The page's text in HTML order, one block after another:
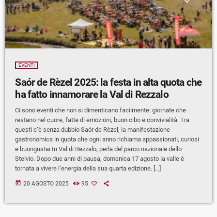
EVENTI
Saór de Rèzel 2025: la festa in alta quota che
ha fatto innamorare la Val di Rezzalo
Ci sono eventi che non si dimenticano facilmente: giornate che
restano nel cuore, fatte di emozioni, buon cibo e convivialità. Tra
questi c’è senza dubbio Saór de Rèzel, la manifestazione
gastronomica in quota che ogni anno richiama appassionati, curiosi
e buongustai In Val di Rezzalo, perla del parco nazionale dello
Stelvio. Dopo due anni di pausa, domenica 17 agosto la valle è
tornata a vivere l’energia della sua quarta edizione. […]
today 20 AGOSTO 2025 95